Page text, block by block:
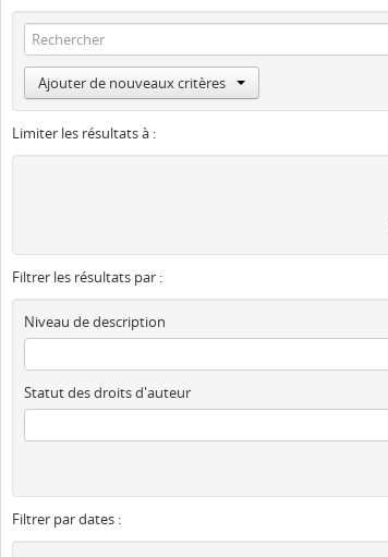
Ajouter de nouveaux critères
Limiter les résultats à :
Filtrer les résultats par :
Niveau de description
Statut des droits d'auteur
Filtrer par dates :